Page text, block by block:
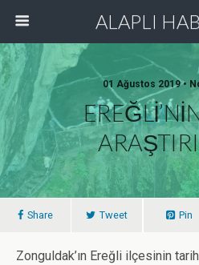
ALAPLI
01 Ağustos 2019 •
Share Tweet Pin
Zonguldak’ın Ereğli ilçesinin